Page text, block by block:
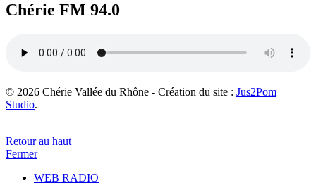
Chérie FM 94.0
© 2026 Chérie Vallée du Rhône - Création du site : Jus2Pom
Studio.
Retour au haut
Fermer
WEB RADIO